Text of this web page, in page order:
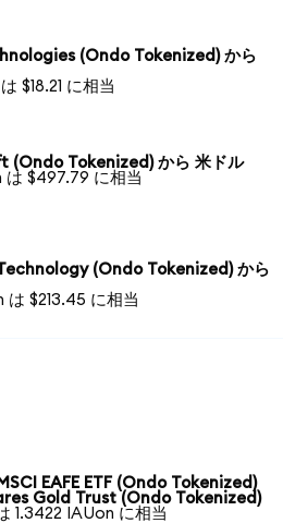
(Ondo Tokenized) から
$18.21 に相当
(Ondo Tokenized) から 米ドル
は $497.79 に相当
(Ondo Tokenized) から
は $213.45 に相当
EAFE ETF (Ondo Tokenized)
Gold Trust (Ondo Tokenized)
1.3422 IAUon に相当